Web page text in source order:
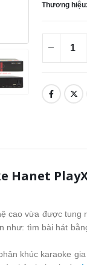
Thương hiệu:
Hanet
cao vừa được tung
như: tìm bài hát
khúc karaoke